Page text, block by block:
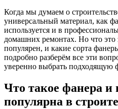
Когда мы думаем о
универсальный материал, как
используется и в
домашних ремонтах. Но что это
популярен, и какие сорта
подробно разберём все эти
уверенно выбрать подходящую
Что такое фанера и
популярна в